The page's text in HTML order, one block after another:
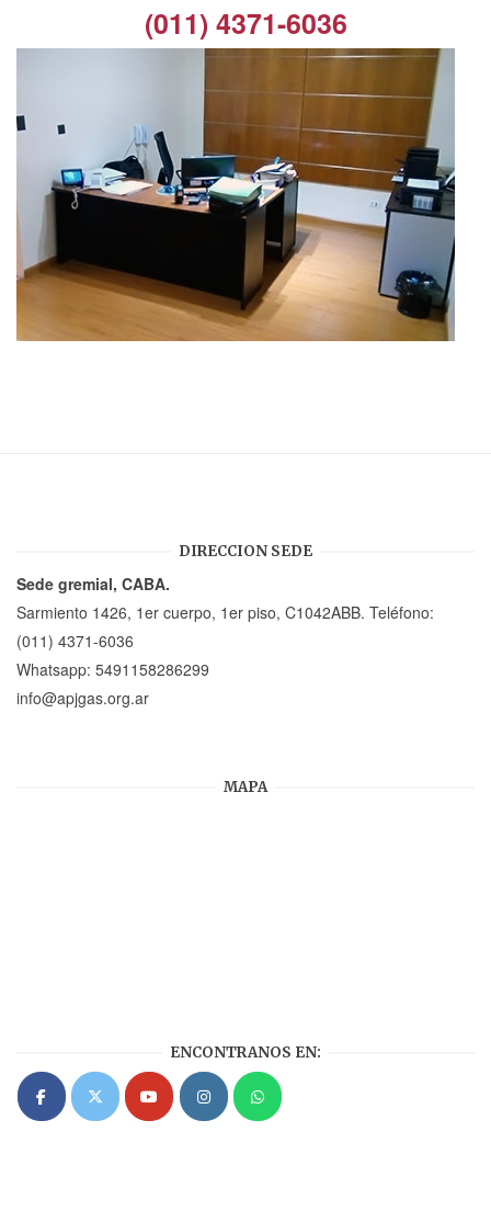
(011) 4371-6036
DIRECCION SEDE
Sede gremial, CABA.
Sarmiento 1426, 1er cuerpo, 1er piso, C1042ABB. Teléfono:
(011) 4371-6036
Whatsapp: 5491158286299
info@apjgas.org.ar
MAPA
ENCONTRANOS EN: